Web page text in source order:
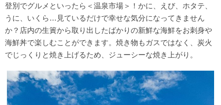
登別でグルメといったら＜温泉市場＞！かに、えび、ホタテ、
うに、いくら…見ているだけで幸せな気分になってきません
か？店内の生簀から取り出したばかりの新鮮な海鮮をお刺身や
海鮮丼で楽しむことができます。焼き物もガスではなく、炭火
でじっくりと焼き上げるため、ジューシーな焼き上がり。